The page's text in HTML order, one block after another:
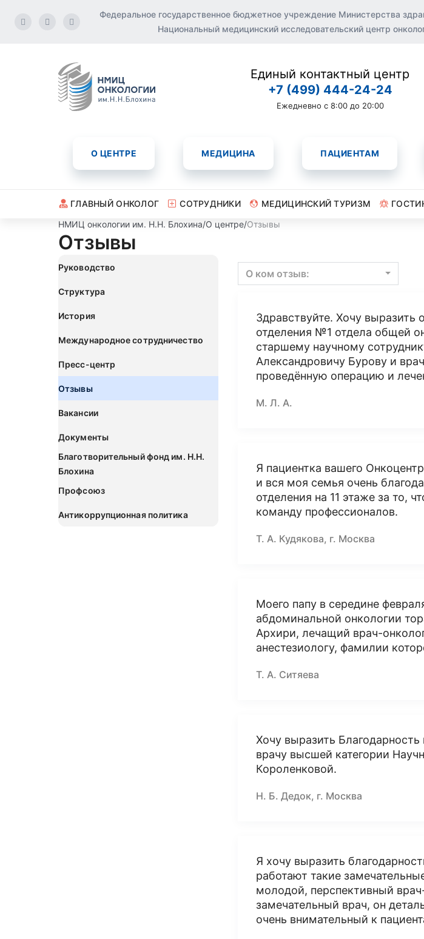
Федеральное государственное бюджетное учреждение Министерства
Национальный медицинский исследовательский центр
Единый контактный центр
+7 (499) 444-24-24
Ежедневно с 8:00 до 20:00
О ЦЕНТРЕ МЕДИЦИНА ПАЦИЕНТАМ
ГЛАВНЫЙ ОНКОЛОГ СОТРУДНИКИ МЕДИЦИНСКИЙ ТУРИЗМ
НМИЦ онкологии им. Н.Н. Блохина/О центре/Отзывы
Отзывы
Руководство
Структура
История
Международное сотрудничество
Пресс-центр
Отзывы
Вакансии
Документы
Благотворительный фонд им. Н.Н.
Блохина
Профсоюз
Антикоррупционная политика
О ком отзыв:
Здравствуйте. Хочу выразить
отделения №1 отдела общей
старшему научному
Александровичу Бурову и
проведённую операцию и
М. Л. А.
Я пациентка вашего
и вся моя семья очень
отделения на 11 этаже за то,
команду профессионалов.
Т. А. Кудякова, г. Москва
Моего папу в середине
абдоминальной онкологии
Архири, лечащий врач-
анестезиологу, фамилии
Т. А. Ситяева
Хочу выразить
врачу высшей категории
Короленковой.
Н. Б. Дедок, г. Москва
Я хочу выразить
работают такие
молодой, перспективный
замечательный врач, он
очень внимательный к